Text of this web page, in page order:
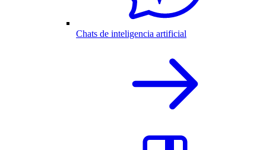
Chats de inteligencia artificial